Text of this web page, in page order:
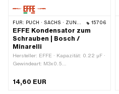
FÜR: PUCH · SACHS · ZÜNDAPP BELMONDO · TOMOS · DKW · HERCULES · KREIDLER · MALAGUTI · ZÜNDAPP · KTM · BATAVUS · RIXE · ITALJET 15706
EFFE Kondensator zum
Schrauben | Bosch /
Minarelli
Hersteller: EFFE · Kapazität: 0.22 µF ·
Gewindeart: M3x0.5
· Montageart: Steckverbindung
14,60 EUR